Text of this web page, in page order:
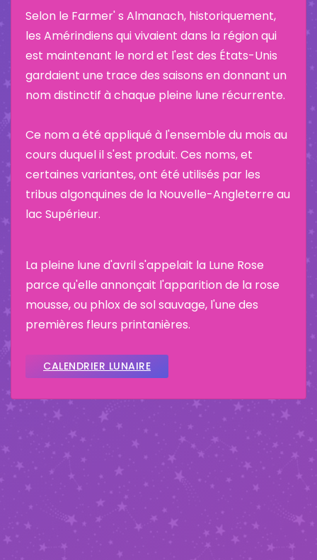
Selon le Farmer' s Almanach, historiquement,
les Amérindiens qui vivaient dans la région qui
est maintenant le nord et l'est des États-Unis
gardaient une trace des saisons en donnant un
nom distinctif à chaque pleine lune récurrente.
Ce nom a été appliqué à l'ensemble du mois au
cours duquel il s'est produit. Ces noms, et
certaines variantes, ont été utilisés par les
tribus algonquines de la Nouvelle-Angleterre au
lac Supérieur.
La pleine lune d'avril s'appelait la Lune Rose
parce qu'elle annonçait l'apparition de la rose
mousse, ou phlox de sol sauvage, l'une des
premières fleurs printanières.
CALENDRIER LUNAIRE